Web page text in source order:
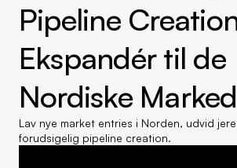
Pipeline
Ekspandér til de
Nordiske
Lav nye market entries i Norden, udvid
forudsigelig pipeline creation.